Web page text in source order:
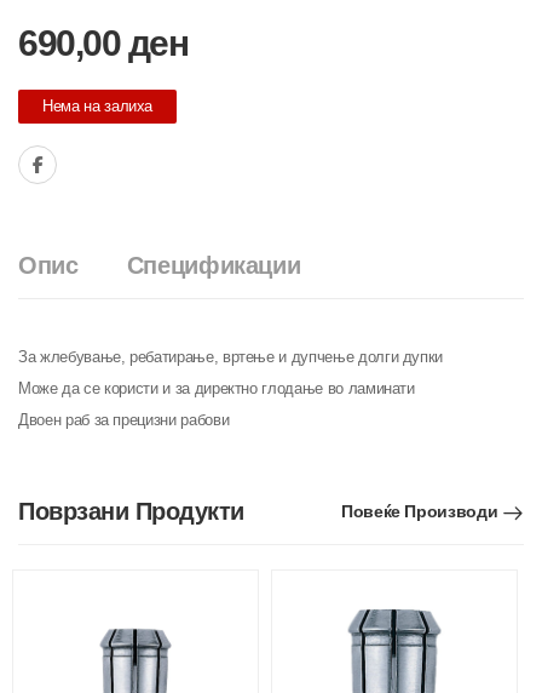
690,00ден
Нема на залиха
Опис Спецификации
За жлебување, ребатирање, вртење и дупчење долги дупки
Mоже да се користи и за директно глодање во ламинати
Двоен раб за прецизни рабови
Поврзани Продукти Повеќе Производи